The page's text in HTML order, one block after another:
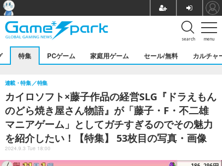
menu
search
特集 PCゲーム 家庭用ゲーム セール/無料 カルチャ
カイロソフト×藤子作品の経営SLG『ドラえもん
のどら焼き屋さん物語』が「藤子・F・不二雄
マニアゲーム」としてガチすぎるのでその魅力
を紹介したい！【特集】 53枚目の写真・画像
連載・特集 特集
2024.9.3 Tue 18:00